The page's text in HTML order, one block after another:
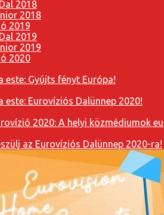
2018
2018
2019
2019
2019
2020
este: Gyújts fényt Európa!
este: Eurovíziós Dalünnep 2020!
2020: A helyi közmédiumok
az Eurovíziós Dalünnep 2020-ra!